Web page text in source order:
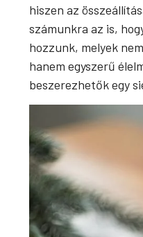
hiszen az
számunkra az is,
hozzunk, melyek
hanem egyszerű
beszerezhetők egy